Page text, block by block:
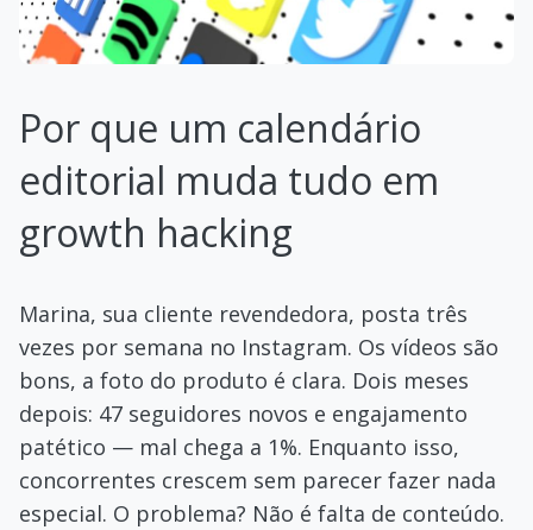
Por que um calendário
editorial muda tudo em
growth hacking
Marina, sua cliente revendedora, posta três
vezes por semana no Instagram. Os vídeos são
bons, a foto do produto é clara. Dois meses
depois: 47 seguidores novos e engajamento
patético — mal chega a 1%. Enquanto isso,
concorrentes crescem sem parecer fazer nada
especial. O problema? Não é falta de conteúdo.